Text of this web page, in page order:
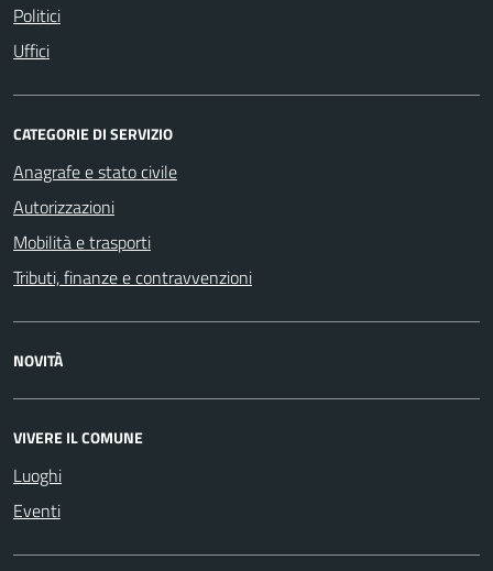
Politici
Uffici
CATEGORIE DI SERVIZIO
Anagrafe e stato civile
Autorizzazioni
Mobilità e trasporti
Tributi, finanze e contravvenzioni
NOVITÀ
VIVERE IL COMUNE
Luoghi
Eventi